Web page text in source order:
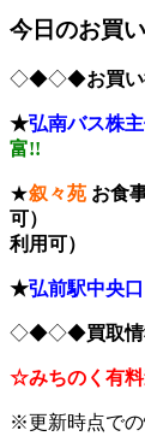
今日のお買
◇◆◇◆お買
★弘南バス株
富!!
★叙々苑 お食
利用可）
★弘前駅中央
◇◆◇◆買取
☆みちのく有
※更新時点で